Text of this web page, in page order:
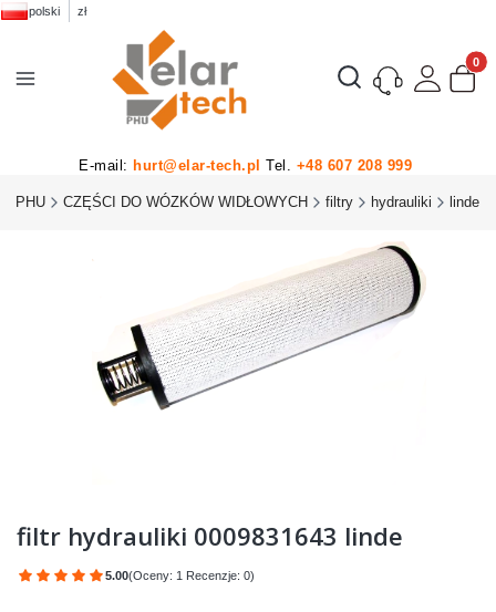
polski zł
Otwórz wyszukiwarkę
E-mail: hurt@elar-tech.pl Tel. +48 607 208 999
PHU CZĘŚCI DO WÓZKÓW WIDŁOWYCH filtry hydrauliki linde
filtr hydrauliki 0009831643 linde
5.00(Oceny: 1 Recenzje: 0)
Przejdź do sekcji Opinie